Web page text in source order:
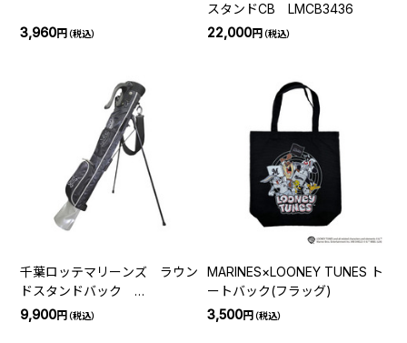
3,960円（税込）
スタンドCB LMCB3436
22,000円（税込）
千葉ロッテマリーンズ ラウン
ドスタンドバック
LMCC3438
9,900円（税込）
MARINES×LOONEY TUNES ト
ートバック(フラッグ)
3,500円（税込）